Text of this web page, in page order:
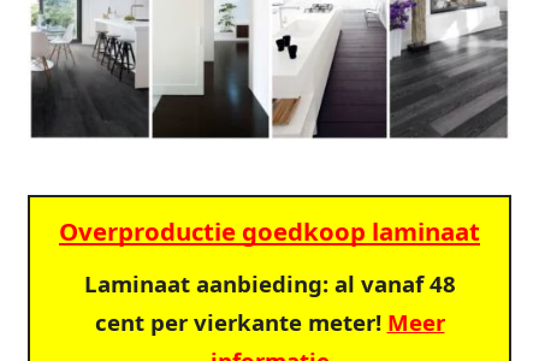
Overproductie goedkoop laminaat
Laminaat aanbieding: al vanaf 48
cent per vierkante meter! Meer